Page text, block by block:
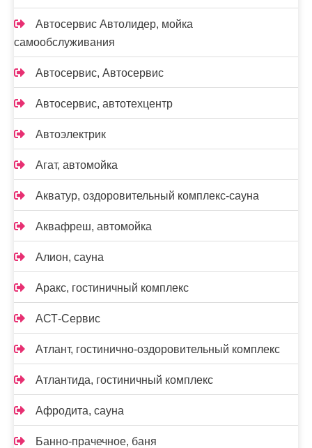
Автосервис Автолидер, мойка
самообслуживания
Автосервис, Автосервис
Автосервис, автотехцентр
Автоэлектрик
Агат, автомойка
Акватур, оздоровительный комплекс-сауна
Аквафреш, автомойка
Алион, сауна
Аракс, гостиничный комплекс
АСТ-Сервис
Атлант, гостинично-оздоровительный комплекс
Атлантида, гостиничный комплекс
Афродита, сауна
Банно-прачечное, баня